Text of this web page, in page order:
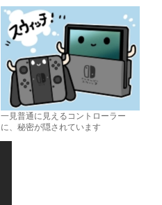
一見普通に見えるコントローラー
に、秘密が隠されています